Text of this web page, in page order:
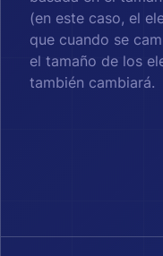
(en este caso, el
que cuando se
el tamaño de los
también cambiará.